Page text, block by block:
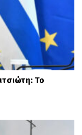
Το